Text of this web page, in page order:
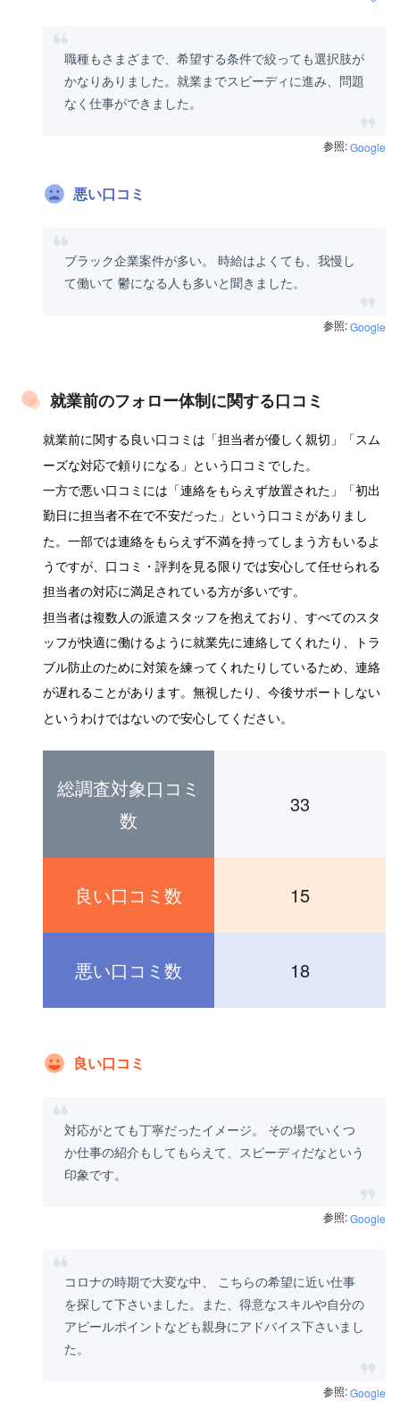
職種もさまざまで、希望する条件で絞っても選択肢が
かなりありました。就業までスピーディに進み、問題
なく仕事ができました。
参照:Google
悪い口コミ
ブラック企業案件が多い。 時給はよくても、我慢し
て働いて 鬱になる人も多いと聞きました。
参照:Google
就業前のフォロー体制に関する口コミ
就業前に関する良い口コミは「担当者が優しく親切」「スム
ーズな対応で頼りになる」という口コミでした。
一方で悪い口コミには「連絡をもらえず放置された」「初出
勤日に担当者不在で不安だった」という口コミがありまし
た。一部では連絡をもらえず不満を持ってしまう方もいるよ
うですが、口コミ・評判を見る限りでは安心して任せられる
担当者の対応に満足されている方が多いです。
担当者は複数人の派遣スタッフを抱えており、すべてのスタ
ッフが快適に働けるように就業先に連絡してくれたり、トラ
ブル防止のために対策を練ってくれたりしているため、連絡
が遅れることがあります。無視したり、今後サポートしない
というわけではないので安心してください。
総調査対象口コミ
数
33
良い口コミ数 15
悪い口コミ数 18
良い口コミ
対応がとても丁寧だったイメージ。 その場でいくつ
か仕事の紹介もしてもらえて、スピーディだなという
印象です。
参照:Google
コロナの時期で大変な中、 こちらの希望に近い仕事
を探して下さいました。また、得意なスキルや自分の
アピールポイントなども親身にアドバイス下さいまし
た。
参照:Google